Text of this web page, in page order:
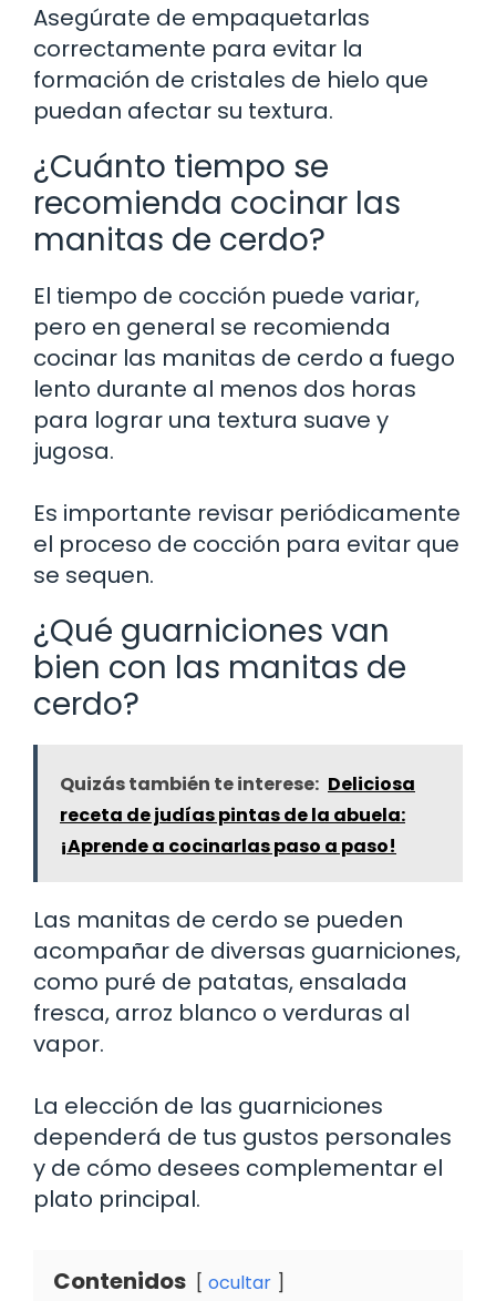
Asegúrate de empaquetarlas
correctamente para evitar la
formación de cristales de hielo que
puedan afectar su textura.
¿Cuánto tiempo se
recomienda cocinar las
manitas de cerdo?
El tiempo de cocción puede variar,
pero en general se recomienda
cocinar las manitas de cerdo a fuego
lento durante al menos dos horas
para lograr una textura suave y
jugosa.
Es importante revisar periódicamente
el proceso de cocción para evitar que
se sequen.
¿Qué guarniciones van
bien con las manitas de
cerdo?
Quizás también te interese: Deliciosa
receta de judías pintas de la abuela:
¡Aprende a cocinarlas paso a paso!
Las manitas de cerdo se pueden
acompañar de diversas guarniciones,
como puré de patatas, ensalada
fresca, arroz blanco o verduras al
vapor.
La elección de las guarniciones
dependerá de tus gustos personales
y de cómo desees complementar el
plato principal.
Contenidos ocultar